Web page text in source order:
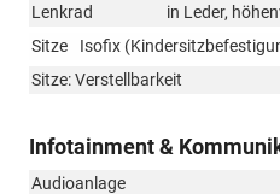
Lenkrad
in Leder,
Sitze
Isofix
Sitze: Verstellbarkeit
Infotainment &
Audioanlage